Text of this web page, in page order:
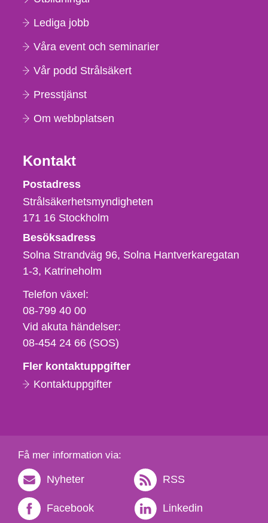
Lediga jobb
Våra event och seminarier
Vår podd Strålsäkert
Presstjänst
Om webbplatsen
Kontakt
Strålsäkerhetsmyndigheten
Postadress
Strålsäkerhetsmyndigheten
171 16 Stockholm
Besöksadress
Solna Strandväg 96, Solna Hantverkaregatan
1-3 Katrineholm
Telefon,
fax
och
e-
Telefon växel:
08-799 40 00
Vid akuta händelser:
08-454 24 66 (SOS)
Fler kontaktuppgifter
Kontaktuppgifter
Få mer information via:
Nyheter RSS
Facebook Linkedin